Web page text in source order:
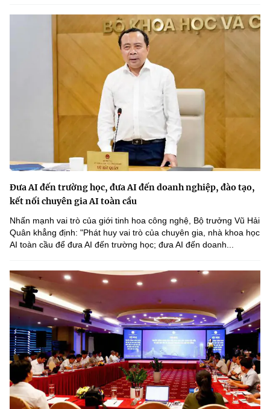
Đưa AI đến trường học, đưa AI đến doanh nghiệp, đào tạo,
kết nối chuyên gia AI toàn cầu
Nhấn mạnh vai trò của giới tinh hoa công nghệ, Bộ trưởng Vũ Hải
Quân khẳng định: "Phát huy vai trò của chuyên gia, nhà khoa học
AI toàn cầu để đưa AI đến trường học; đưa AI đến doanh...